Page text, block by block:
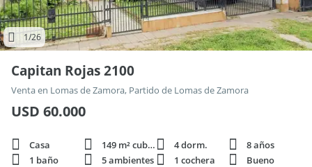
1/26
Capitan Rojas 2100
Venta en Lomas de Zamora, Partido de Lomas de Zamora
USD 60.000
Casa 149 m² cubie. 4 dorm.
8 años
1 baño
5 ambientes 1 cochera
Bueno